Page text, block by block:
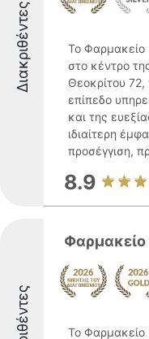
Διακριθέντες
Το Φαρμακείο
στο κέντρο
Θεοκρίτου
επίπεδο
και της
ιδιαίτερη
προσέγγιση,
8.9
Φαρμακείο
Το Φαρμακείο